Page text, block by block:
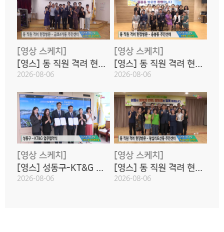
[영상 스케치]
[영스] 동 직원 격려 현장방문 - 금호4가동 주민센터
2026-08-06
[영상 스케치]
[영스] 동 직원 격려 현장방문 - 응봉동 주민센터
2026-08-06
[영상 스케치]
[영스] 성동구-KT&G 업무협약식
2026-08-06
[영상 스케치]
[영스] 동 직원 격려 현장방문 - 왕십리도선동 주민센터
2026-08-06